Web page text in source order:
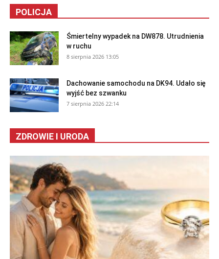
POLICJA
Śmiertelny wypadek na DW878. Utrudnienia
w ruchu
8 sierpnia 2026 13:05
Dachowanie samochodu na DK94. Udało się
wyjść bez szwanku
7 sierpnia 2026 22:14
ZDROWIE I URODA